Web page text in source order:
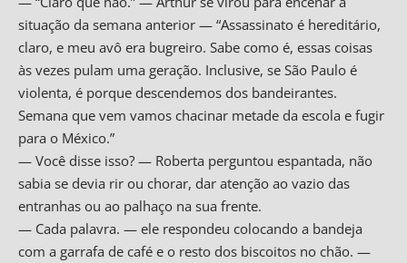
situação da semana anterior — “Assassinato é hereditário,
claro, e meu avô era bugreiro. Sabe como é, essas coisas
às vezes pulam uma geração. Inclusive, se São Paulo é
violenta, é porque descendemos dos bandeirantes.
Semana que vem vamos chacinar metade da escola e fugir
para o México.”
— Você disse isso? — Roberta perguntou espantada, não
sabia se devia rir ou chorar, dar atenção ao vazio das
entranhas ou ao palhaço na sua frente.
— Cada palavra. — ele respondeu colocando a bandeja
com a garrafa de café e o resto dos biscoitos no chão. —